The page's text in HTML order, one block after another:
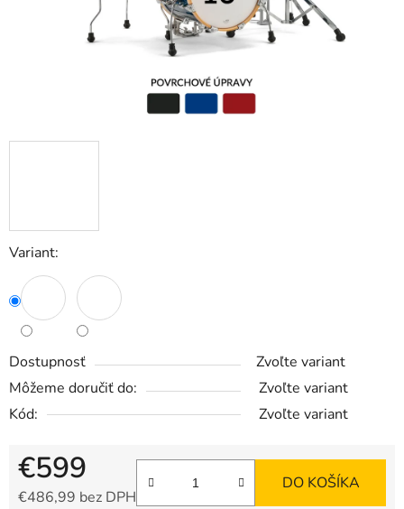
Variant:
Dostupnosť
Zvoľte variant
Môžeme doručiť do:
Zvoľte variant
Kód:
Zvoľte variant
€599
€486,99 bez DPH
DO KOŠÍKA